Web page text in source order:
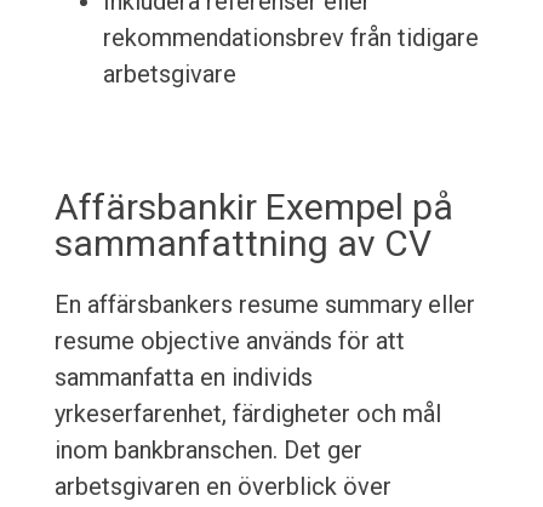
rekommendationsbrev från tidigare
arbetsgivare
Affärsbankir Exempel på
sammanfattning av CV
En affärsbankers resume summary eller
resume objective används för att
sammanfatta en individs
yrkeserfarenhet, färdigheter och mål
inom bankbranschen. Det ger
arbetsgivaren en överblick över